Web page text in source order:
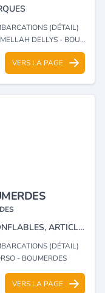
(DÉTAIL)
DELLYS - BOUMERDES
VERS LA PAGE
FABRICATION DES STRUCTURES GONFLABLES, ARTICLES DE PÊCHE ET ACCESSOIRES.
(DÉTAIL)
- BOUMERDES
VERS LA PAGE